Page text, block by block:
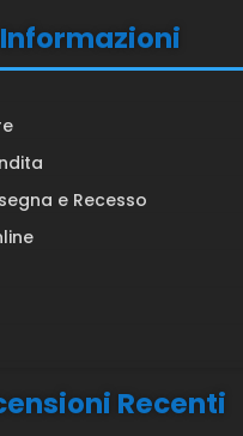
Informazioni
e Recesso
Recenti